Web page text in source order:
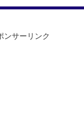
ンサーリンク